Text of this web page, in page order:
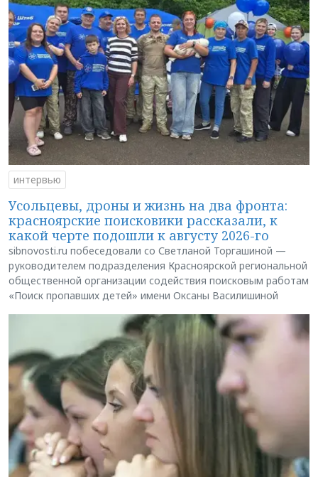
интервью
Усольцевы, дроны и жизнь на два фронта:
красноярские поисковики рассказали, к
какой черте подошли к августу 2026-го
sibnovosti.ru побеседовали со Светланой Торгашиной —
руководителем подразделения Красноярской региональной
общественной организации содействия поисковым работам
«Поиск пропавших детей» имени Оксаны Василишиной